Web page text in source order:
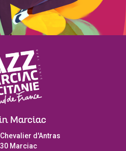
Marciac
d'Antras
Marciac